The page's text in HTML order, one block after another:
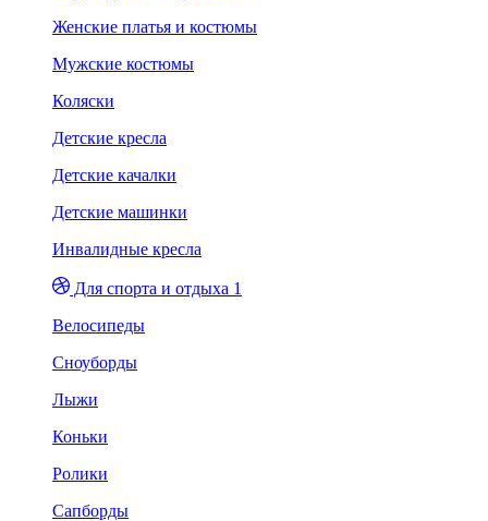
Женские платья и костюмы
Мужские костюмы
Коляски
Детские кресла
Детские качалки
Детские машинки
Инвалидные кресла
Для спорта и отдыха 1
Велосипеды
Сноуборды
Лыжи
Коньки
Ролики
Сапборды